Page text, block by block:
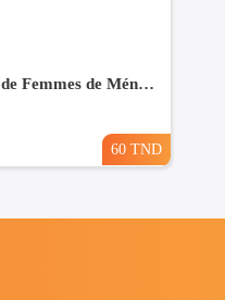
La Meilleure societe de Femmes de Ménage A El Marsa
60 TND